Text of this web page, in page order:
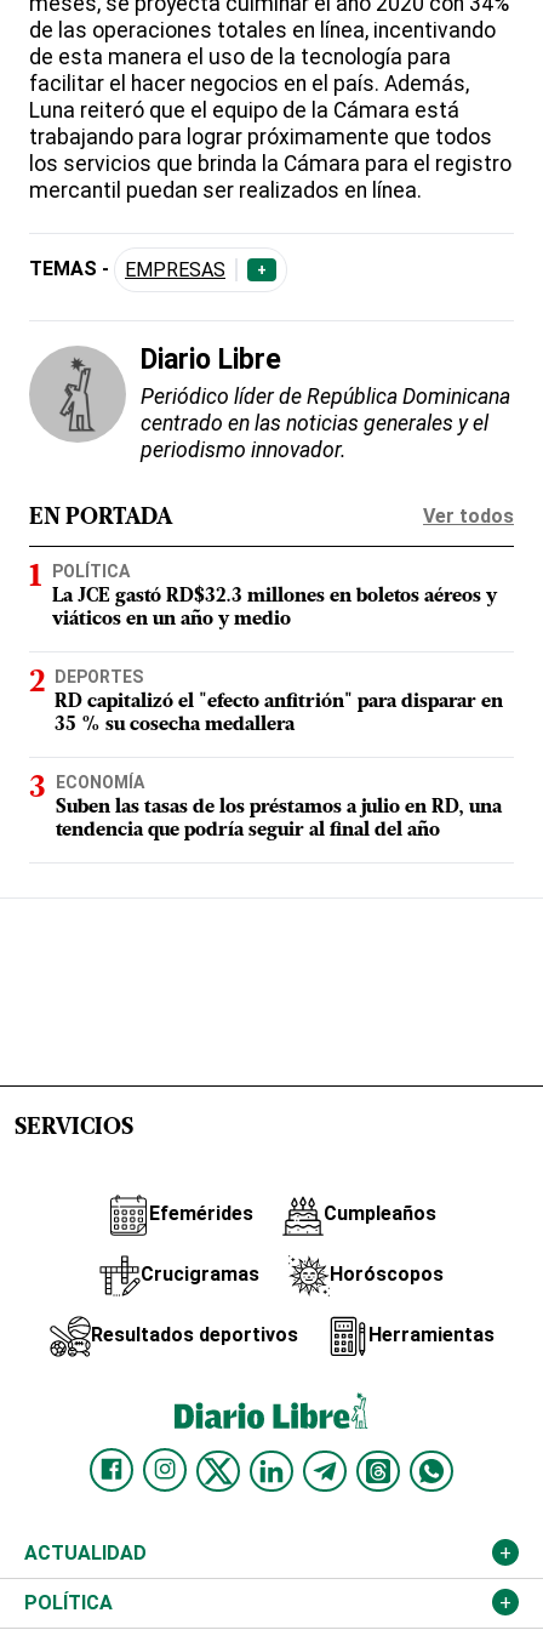
de las operaciones totales en línea, incentivando
de esta manera el uso de la tecnología para
facilitar el hacer negocios en el país. Además,
Luna reiteró que el equipo de la Cámara está
trabajando para lograr próximamente que todos
los servicios que brinda la Cámara para el registro
mercantil puedan ser realizados en línea.
TEMAS - EMPRESAS +
Diario Libre
Periódico líder de República Dominicana
centrado en las noticias generales y el
periodismo innovador.
EN PORTADA Ver todos
POLÍTICA
La JCE gastó RD$32.3 millones en boletos aéreos y
viáticos en un año y medio
DEPORTES
RD capitalizó el "efecto anfitrión" para disparar en
35 % su cosecha medallera
ECONOMÍA
Suben las tasas de los préstamos a julio en RD, una
tendencia que podría seguir al final del año
SERVICIOS
Efemérides Cumpleaños
Crucigramas Horóscopos
Resultados deportivos Herramientas
ACTUALIDAD
Nacional
POLÍTICA